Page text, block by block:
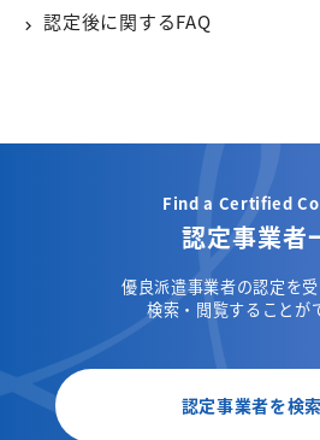
認定後に関するFAQ
Find a Certified
認定事業者
優良派遣事業者の認定を
検索・閲覧することが
認定事業者を検